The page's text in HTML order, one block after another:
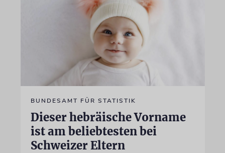
BUNDESAMT FÜR STATISTIK
Dieser hebräische Vorname
ist am beliebtesten bei
Schweizer Eltern